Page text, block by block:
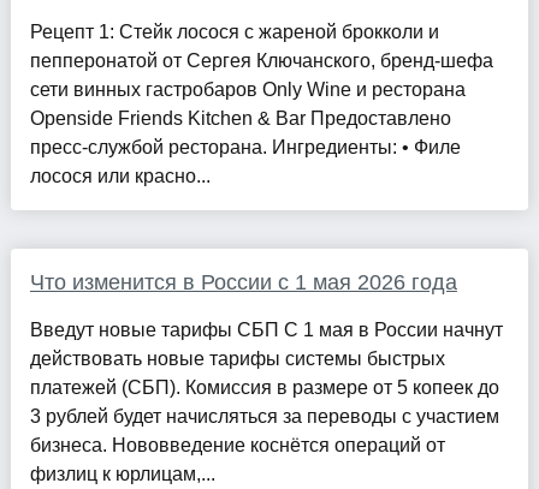
Рецепт 1: Стейк лосося с жареной брокколи и
пепперонатой от Сергея Ключанского, бренд-шефа
сети винных гастробаров Only Wine и ресторана
Openside Friends Kitchen & Bar Предоставлено
пресс-службой ресторана. Ингредиенты: • Филе
лосося или красно...
Что изменится в России с 1 мая 2026 года
Введут новые тарифы СБП С 1 мая в России начнут
действовать новые тарифы системы быстрых
платежей (СБП). Комиссия в размере от 5 копеек до
3 рублей будет начисляться за переводы с участием
бизнеса. Нововведение коснётся операций от
физлиц к юрлицам,...